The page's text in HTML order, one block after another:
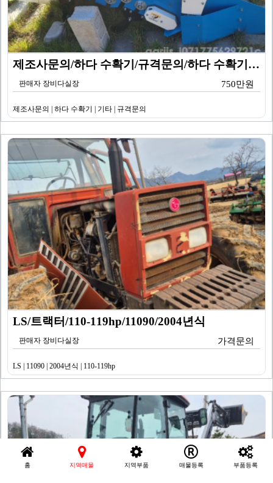
제조사문의/하다 수확기/규격문의/하다 수확기/기타
판매자 장비다실장 750만원
제조사문의 | 하다 수확기 | 기타 | 규격문의
LS/트랙터/110-119hp/11090/2004년식
판매자 장비다실장 가격문의
LS | 11090 | 2004년식 | 110-119hp
홈 지역매물 지역부품 매물등록 부품등록